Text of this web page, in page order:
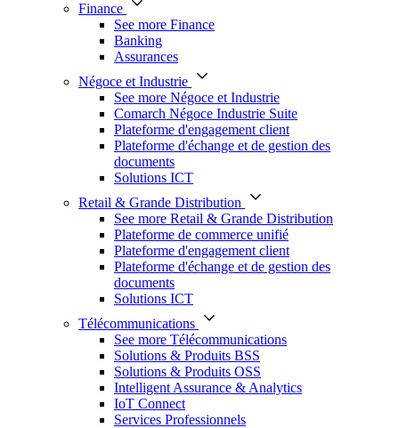
Finance
See more Finance
Banking
Assurances
Négoce et Industrie
See more Négoce et Industrie
Comarch Négoce Industrie Suite
Plateforme d'engagement client
Plateforme d'échange et de gestion des
documents
Solutions ICT
Retail & Grande Distribution
See more Retail & Grande Distribution
Plateforme de commerce unifié
Plateforme d'engagement client
Plateforme d'échange et de gestion des
documents
Solutions ICT
Télécommunications
See more Télécommunications
Solutions & Produits BSS
Solutions & Produits OSS
Intelligent Assurance & Analytics
IoT Connect
Services Professionnels